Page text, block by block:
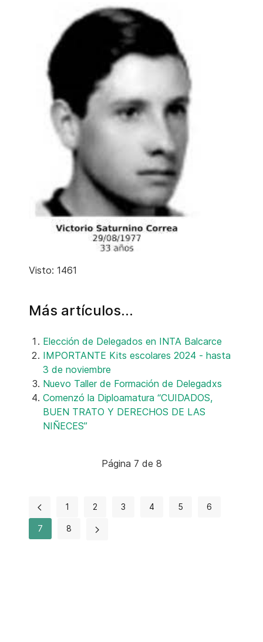
Visto: 1461
Más artículos…
Elección de Delegados en INTA Balcarce
IMPORTANTE Kits escolares 2024 - hasta
3 de noviembre
Nuevo Taller de Formación de Delegadxs
Comenzó la Diploamatura “CUIDADOS,
BUEN TRATO Y DERECHOS DE LAS
NIÑECES”
Página 7 de 8
1 2 3 4 5 6
7 8